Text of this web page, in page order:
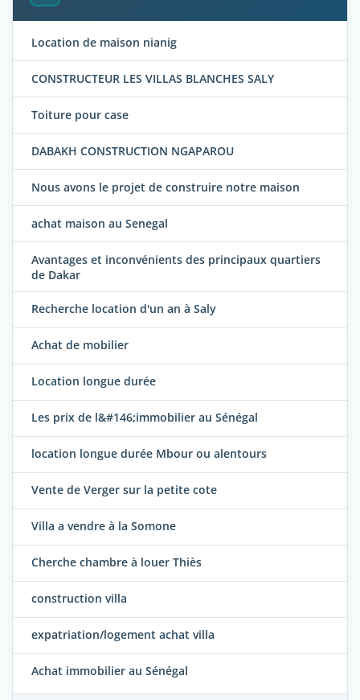
Location de maison nianig
CONSTRUCTEUR LES VILLAS BLANCHES SALY
Toiture pour case
DABAKH CONSTRUCTION NGAPAROU
Nous avons le projet de construire notre maison
achat maison au Senegal
Avantages et inconvénients des principaux quartiers
de Dakar
Recherche location d'un an à Saly
Achat de mobilier
Location longue durée
Les prix de l&#146;immobilier au Sénégal
location longue durée Mbour ou alentours
Vente de Verger sur la petite cote
Villa a vendre à la Somone
Cherche chambre à louer Thiès
construction villa
expatriation/logement achat villa
Achat immobilier au Sénégal